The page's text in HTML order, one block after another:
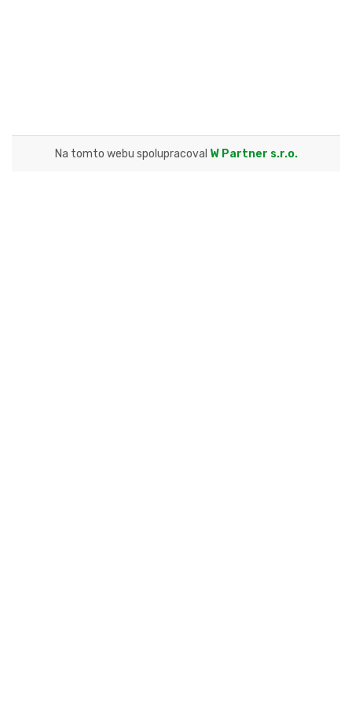
Na tomto webu spolupracoval W Partner s.r.o.